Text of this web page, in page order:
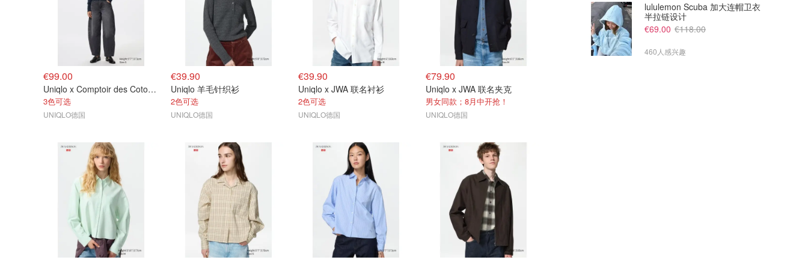
€99.00
Uniqlo x Comptoir des Cotonniers 牛仔弯刀裤
3色可选
UNIQLO德国
€39.90
Uniqlo 羊毛针织衫
2色可选
UNIQLO德国
€39.90
Uniqlo x JWA 联名衬衫
2色可选
UNIQLO德国
€79.90
Uniqlo x JWA 联名夹克
男女同款；8月中开抢！
UNIQLO德国
lululemon Scuba 加大连帽卫衣
半拉链设计
€69.00 €118.00
460人感兴趣